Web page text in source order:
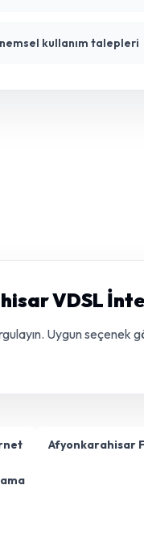
kullanım talepleri
VDSL
Uygun seçenek
Afyonkarahisar